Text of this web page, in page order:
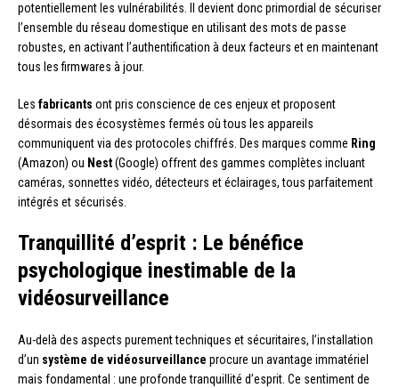
potentiellement les vulnérabilités. Il devient donc primordial de sécuriser
l’ensemble du réseau domestique en utilisant des mots de passe
robustes, en activant l’authentification à deux facteurs et en maintenant
tous les firmwares à jour.
Les fabricants ont pris conscience de ces enjeux et proposent
désormais des écosystèmes fermés où tous les appareils
communiquent via des protocoles chiffrés. Des marques comme Ring
(Amazon) ou Nest(Google) offrent des gammes complètes incluant
caméras, sonnettes vidéo, détecteurs et éclairages, tous parfaitement
intégrés et sécurisés.
Tranquillité d’esprit : Le bénéfice
psychologique inestimable de la
vidéosurveillance
Au-delà des aspects purement techniques et sécuritaires, l’installation
d’un système de vidéosurveillance procure un avantage immatériel
mais fondamental : une profonde tranquillité d’esprit. Ce sentiment de